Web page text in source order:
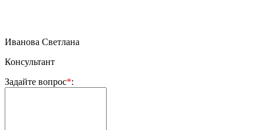
Иванова Светлана
Консультант
Задайте вопрос*: